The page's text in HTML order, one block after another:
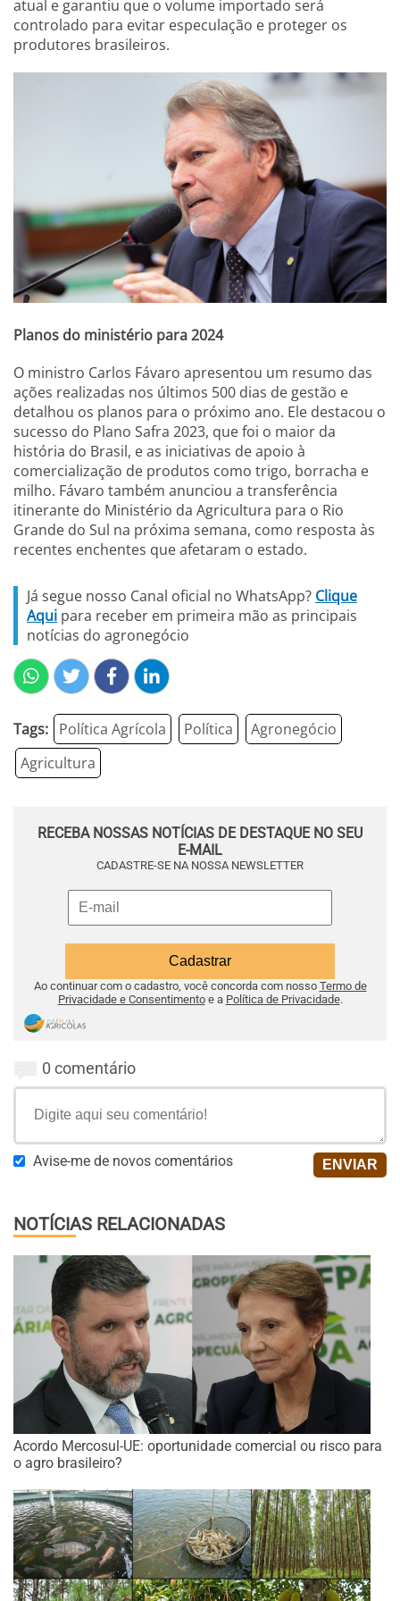
atual e garantiu que o volume importado será
controlado para evitar especulação e proteger os
produtores brasileiros.
Planos do ministério para 2024
O ministro Carlos Fávaro apresentou um resumo das
ações realizadas nos últimos 500 dias de gestão e
detalhou os planos para o próximo ano. Ele destacou o
sucesso do Plano Safra 2023, que foi o maior da
história do Brasil, e as iniciativas de apoio à
comercialização de produtos como trigo, borracha e
milho. Fávaro também anunciou a transferência
itinerante do Ministério da Agricultura para o Rio
Grande do Sul na próxima semana, como resposta às
recentes enchentes que afetaram o estado.
Já segue nosso Canal oficial no WhatsApp? Clique
Aqui para receber em primeira mão as principais
notícias do agronegócio
Tags: Política Agrícola Política
Agronegócio
Agricultura
RECEBA NOSSAS NOTÍCIAS DE DESTAQUE NO SEU
E-MAIL
CADASTRE-SE NA NOSSA NEWSLETTER
Ao continuar com o cadastro, você concorda com nosso Termo de
Privacidade e Consentimentoe a Política de Privacidade.
0 comentário
Avise-me de novos comentários
NOTÍCIAS RELACIONADAS
Acordo Mercosul-UE: oportunidade comercial ou risco para
o agro brasileiro?